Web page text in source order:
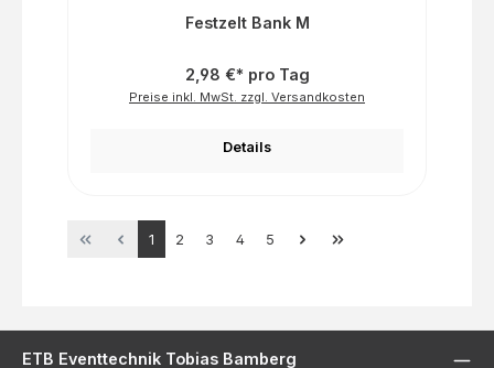
Festzelt Bank M
2,98 €* pro Tag
Preise inkl. MwSt. zzgl. Versandkosten
Details
Seite
1 Seite
2 Seite
3 Seite
4 Seite
5
ETB Eventtechnik Tobias Bamberg